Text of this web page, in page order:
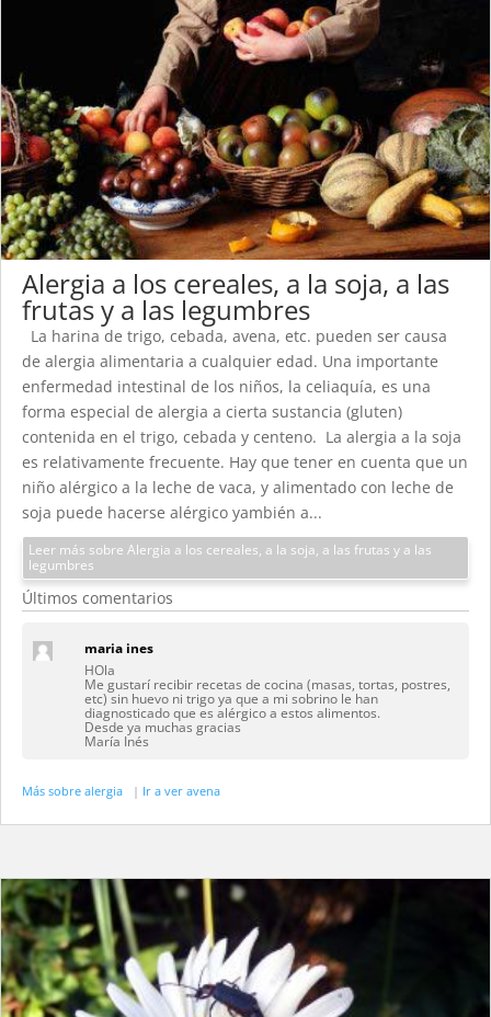
Alergia a los cereales, a la soja, a las
frutas y a las legumbres
La harina de trigo, cebada, avena, etc. pueden ser causa
de alergia alimentaria a cualquier edad. Una importante
enfermedad intestinal de los niños, la celiaquía, es una
forma especial de alergia a cierta sustancia (gluten)
contenida en el trigo, cebada y centeno. La alergia a la soja
es relativamente frecuente. Hay que tener en cuenta que un
niño alérgico a la leche de vaca, y alimentado con leche de
soja puede hacerse alérgico yambién a...
Leer más sobre Alergia a los cereales, a la soja, a las frutas y a las
legumbres
Últimos comentarios
maria ines
HOla
Me gustarí recibir recetas de cocina (masas, tortas, postres,
etc) sin huevo ni trigo ya que a mi sobrino le han
diagnosticado que es alérgico a estos alimentos.
Desde ya muchas gracias
María Inés
Más sobre alergia | Ir a ver avena